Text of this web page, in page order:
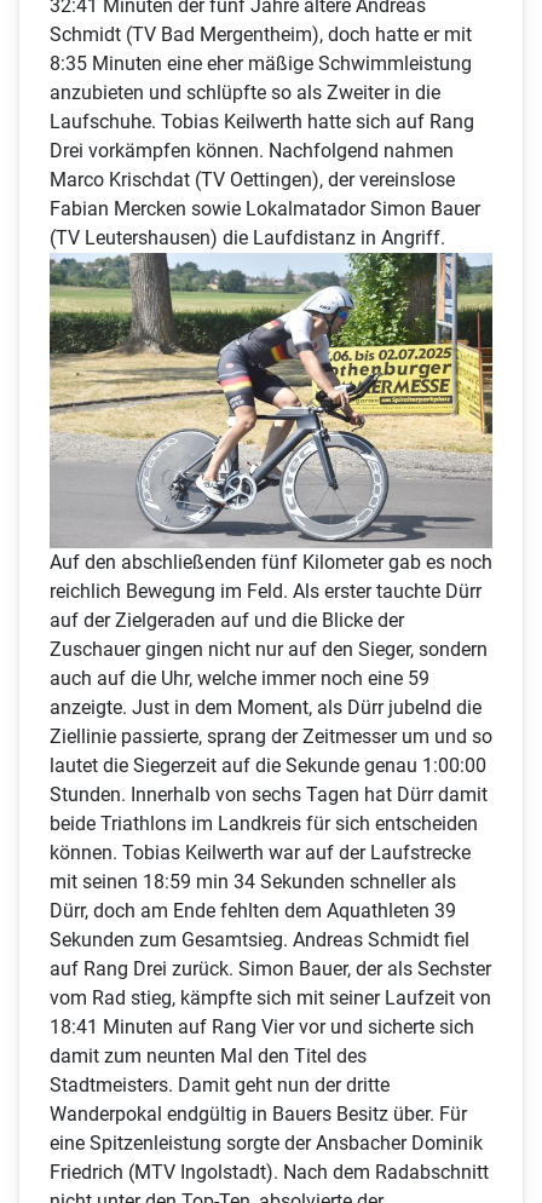
32:41 Minuten der fünf Jahre ältere Andreas
Schmidt (TV Bad Mergentheim), doch hatte er mit
8:35 Minuten eine eher mäßige Schwimmleistung
anzubieten und schlüpfte so als Zweiter in die
Laufschuhe. Tobias Keilwerth hatte sich auf Rang
Drei vorkämpfen können. Nachfolgend nahmen
Marco Krischdat (TV Oettingen), der vereinslose
Fabian Mercken sowie Lokalmatador Simon Bauer
(TV Leutershausen) die Laufdistanz in Angriff.
Auf den abschließenden fünf Kilometer gab es noch
reichlich Bewegung im Feld. Als erster tauchte Dürr
auf der Zielgeraden auf und die Blicke der
Zuschauer gingen nicht nur auf den Sieger, sondern
auch auf die Uhr, welche immer noch eine 59
anzeigte. Just in dem Moment, als Dürr jubelnd die
Ziellinie passierte, sprang der Zeitmesser um und so
lautet die Siegerzeit auf die Sekunde genau 1:00:00
Stunden. Innerhalb von sechs Tagen hat Dürr damit
beide Triathlons im Landkreis für sich entscheiden
können. Tobias Keilwerth war auf der Laufstrecke
mit seinen 18:59 min 34 Sekunden schneller als
Dürr, doch am Ende fehlten dem Aquathleten 39
Sekunden zum Gesamtsieg. Andreas Schmidt fiel
auf Rang Drei zurück. Simon Bauer, der als Sechster
vom Rad stieg, kämpfte sich mit seiner Laufzeit von
18:41 Minuten auf Rang Vier vor und sicherte sich
damit zum neunten Mal den Titel des
Stadtmeisters. Damit geht nun der dritte
Wanderpokal endgültig in Bauers Besitz über. Für
eine Spitzenleistung sorgte der Ansbacher Dominik
Friedrich (MTV Ingolstadt). Nach dem Radabschnitt